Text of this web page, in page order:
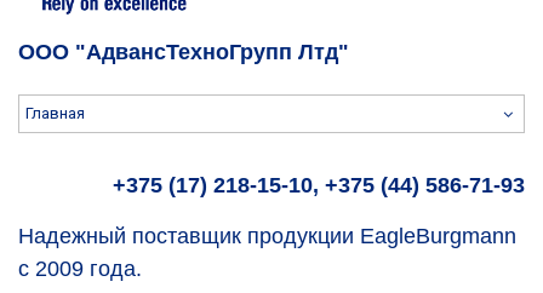
ООО "АдвансТехноГрупп Лтд"
Главная
+375 (17) 218-15-10, +375 (44) 586-71-93
Надежный поставщик продукции EagleBurgmann
с 2009 года.